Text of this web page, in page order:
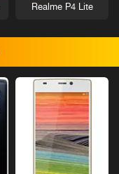
Realme P4 Lite